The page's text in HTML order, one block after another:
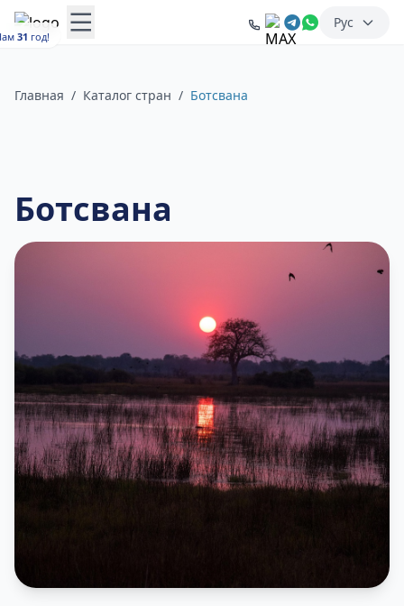
31 год!
Рус
Главная / Каталог стран / Ботсвана
Ботсвана